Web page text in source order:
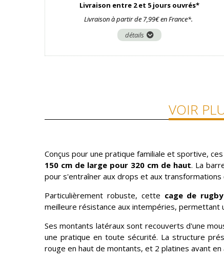
Livraison entre 2 et 5 jours ouvrés*
Livraison à partir de 7,99€ en France*.
détails
VOIR
Conçus pour une pratique familiale et sportive, ces
150 cm de large pour 320 cm de haut. La
pour s'entraîner aux drops et aux transformations
Particulièrement robuste, cette cage de
meilleure résistance aux intempéries, permettant
Ses montants latéraux sont recouverts d'une
une pratique en toute sécurité. La structure
rouge en haut de montants, et 2 platines avant